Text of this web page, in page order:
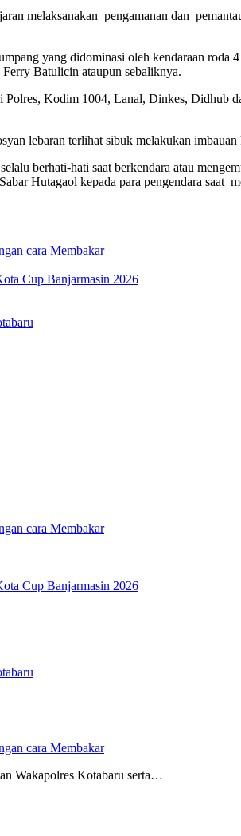
melaksanakan pengamanan dan
yang didominasi oleh kendaraan roda
Batulicin ataupun sebaliknya.
Kodim 1004, Lanal, Dinkes, Didhub
lebaran terlihat sibuk melakukan imbauan
berhati-hati saat berkendara atau
Hutagaol kepada para pengendara saat
cara Membakar
Cup Banjarmasin 2026
cara Membakar
Cup Banjarmasin 2026
cara Membakar
Wakapolres Kotabaru serta…